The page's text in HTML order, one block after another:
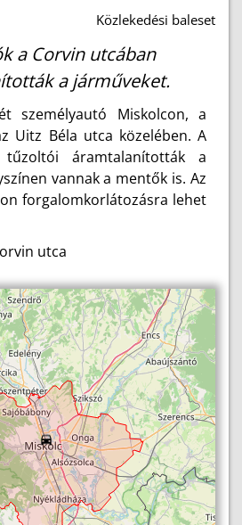
Közlekedési baleset
a Corvin utcában
a járműveket.
személyautó Miskolcon, a
Uitz Béla utca közelében. A
áramtalanították a
vannak a mentők is. Az
forgalomkorlátozásra lehet
utca